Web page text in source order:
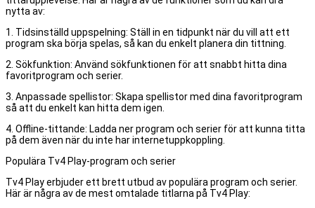
nytta av:
1. Tidsinställd uppspelning: Ställ in en tidpunkt när du vill att ett
program ska börja spelas, så kan du enkelt planera din tittning.
2. Sökfunktion: Använd sökfunktionen för att snabbt hitta dina
favoritprogram och serier.
3. Anpassade spellistor: Skapa spellistor med dina favoritprogram
så att du enkelt kan hitta dem igen.
4. Offline-tittande: Ladda ner program och serier för att kunna titta
på dem även när du inte har internetuppkoppling.
Populära Tv4 Play-program och serier
Tv4 Play erbjuder ett brett utbud av populära program och serier.
Här är några av de mest omtalade titlarna på Tv4 Play: